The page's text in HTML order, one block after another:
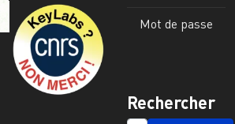
Image
Mot de passe
Rechercher